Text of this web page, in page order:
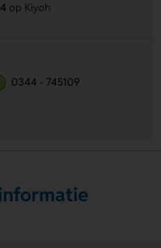
op Kiyoh
0344 - 745109